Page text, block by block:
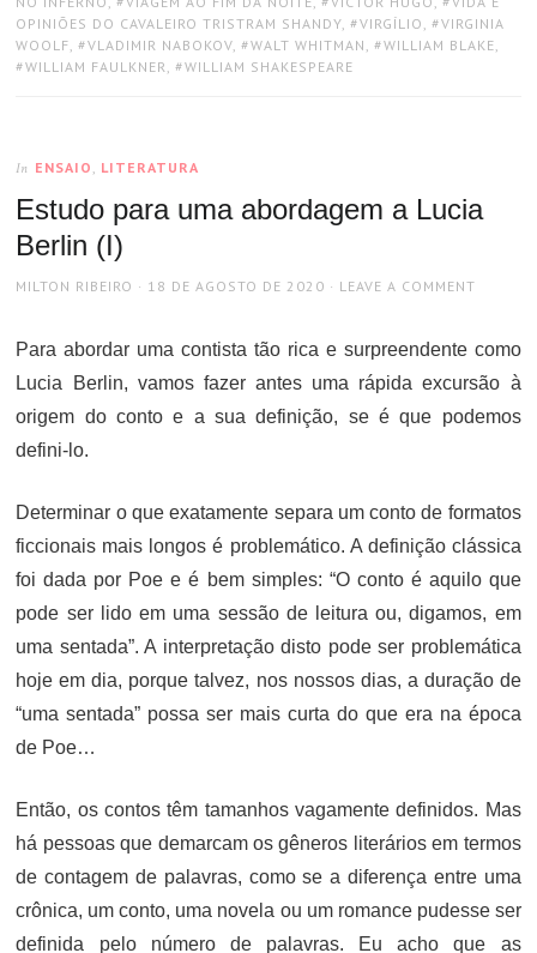
OPINIÕES DO CAVALEIRO TRISTRAM SHANDY, VIRGÍLIO , VIRGINIA
WOOLF, VLADIMIR NABOKOV, WALT WHITMAN , WILLIAM BLAKE,
WILLIAM FAULKNER, WILLIAM SHAKESPEARE
In ENSAIO , LITERATURA
Estudo para uma abordagem a Lucia
Berlin (I)
AUTHOR
MILTON RIBEIRO
POSTED
18 DE AGOSTO DE 2020 LEAVE A COMMENT
Para abordar uma contista tão rica e surpreendente como
Lucia Berlin, vamos fazer antes uma rápida excursão à
origem do conto e a sua definição, se é que podemos
defini-lo.
Determinar o que exatamente separa um conto de formatos
ficcionais mais longos é problemático. A definição clássica
foi dada por Poe e é bem simples: “O conto é aquilo que
pode ser lido em uma sessão de leitura ou, digamos, em
uma sentada”. A interpretação disto pode ser problemática
hoje em dia, porque talvez, nos nossos dias, a duração de
“uma sentada” possa ser mais curta do que era na época
de Poe…
Então, os contos têm tamanhos vagamente definidos. Mas
há pessoas que demarcam os gêneros literários em termos
de contagem de palavras, como se a diferença entre uma
crônica, um conto, uma novela ou um romance pudesse ser
definida pelo número de palavras. Eu acho que as